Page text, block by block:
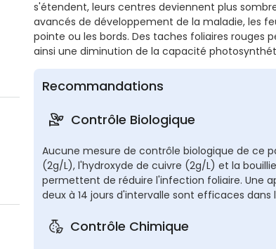
s'étendent, leurs centres deviennent plus
avancés de développement de la maladie, les
pointe ou les bords. Des taches foliaires
ainsi une diminution de la capacité
Recommandations
Contrôle Biologique
Aucune mesure de contrôle biologique de ce
(2g/L), l'hydroxyde de cuivre (2g/L) et la
permettent de réduire l'infection foliaire. Une
deux à 14 jours d'intervalle sont efficaces
Contrôle Chimique